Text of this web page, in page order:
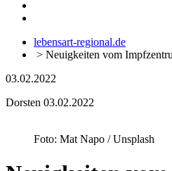
lebensart-regional.de
> Neuigkeiten vom
03.02.2022
Dorsten 03.02.2022
Foto: Mat Napo / Unsplash